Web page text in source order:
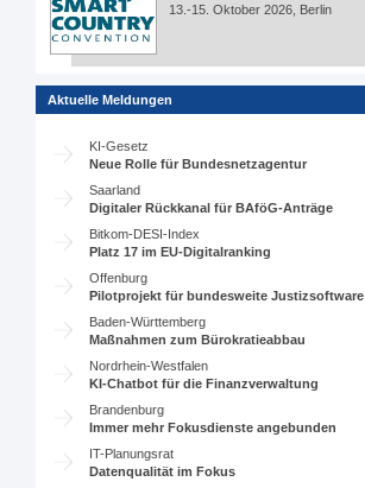
13.-15. Oktober 2026, Berlin
Aktuelle Meldungen
KI-Gesetz
Neue Rolle für Bundesnetzagentur
Saarland
Digitaler Rückkanal für BAföG-Anträge
Bitkom-DESI-Index
Platz 17 im EU-Digitalranking
Offenburg
Pilotprojekt für bundesweite Justizsoftware
Baden-Württemberg
Maßnahmen zum Bürokratieabbau
Nordrhein-Westfalen
KI-Chatbot für die Finanzverwaltung
Brandenburg
Immer mehr Fokusdienste angebunden
IT-Planungsrat
Datenqualität im Fokus